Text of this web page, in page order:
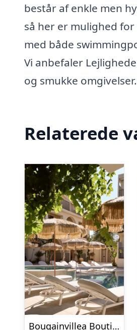
består af enkle men
så her er mulighed
med både
Vi anbefaler
og smukke omgivelser.
Relaterede
Bougainvillea Boutique Hotel